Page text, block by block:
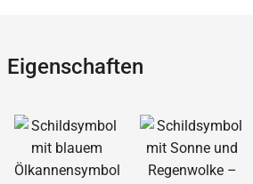
Eigenschaften